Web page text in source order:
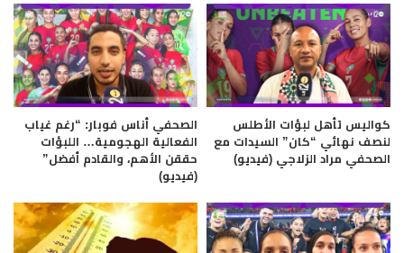
كواليس تأهل لبؤات الأطلس
لنصف نهائي “كان” السيدات مع
الصحفي مراد الزلاجي (فيديو)
الصحفي أناس فوبار: “رغم غياب
الفعالية الهجومية… اللبؤات
حققن الأهم، والقادم أفضل”
(فيديو)